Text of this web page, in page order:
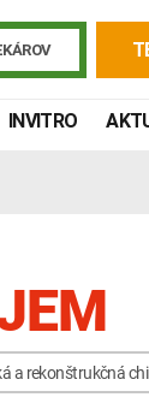
INVITRO
a rekonštrukčná